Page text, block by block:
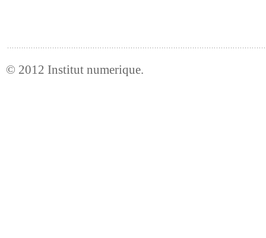
© 2012 Institut numerique.